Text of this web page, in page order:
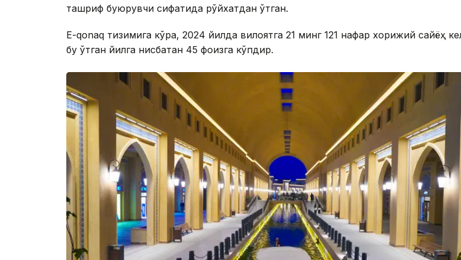
ташриф буюрувчи сифатида рўйхатдан ўтган.
Е-qonaq тизимига кўра, 2024 йилда вилоятга 21 минг 121 нафар хорижий сайёҳ
бу ўтган йилга нисбатан 45 фоизга кўпдир.